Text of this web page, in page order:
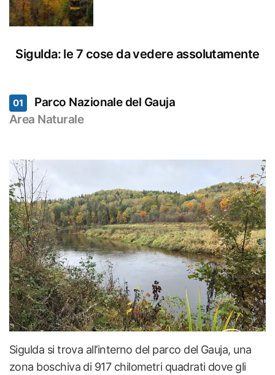
Sigulda: le 7 cose da vedere assolutamente
01
Parco Nazionale del Gauja
Area Naturale
Sigulda si trova all’interno del parco del Gauja, una
zona boschiva di 917 chilometri quadrati dove gli